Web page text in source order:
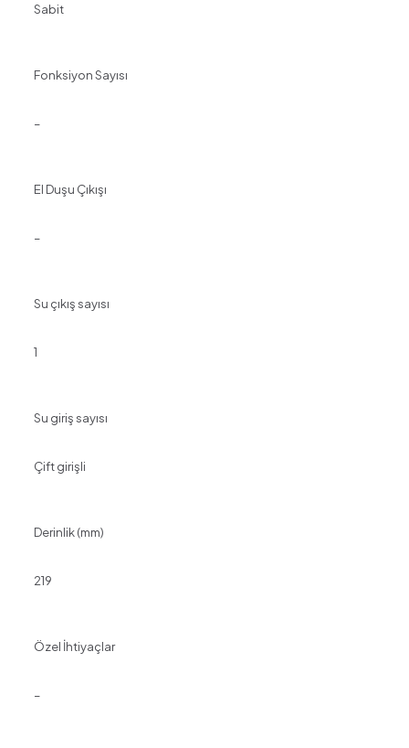
Sabit
Fonksiyon Sayısı
–
El Duşu Çıkışı
–
Su çıkış sayısı
1
Su giriş sayısı
Çift girişli
Derinlik (mm)
219
Özel İhtiyaçlar
–